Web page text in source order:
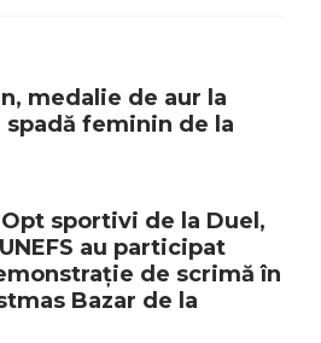
medalie de aur la
spadă feminin de la
Opt sportivi de la Duel,
au participat
de scrimă în
Bazar de la